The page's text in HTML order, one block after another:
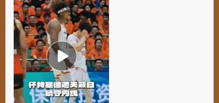
特塞德霸气盖帽，遮天蔽日镇守内线！
季后赛##以城之名# ​